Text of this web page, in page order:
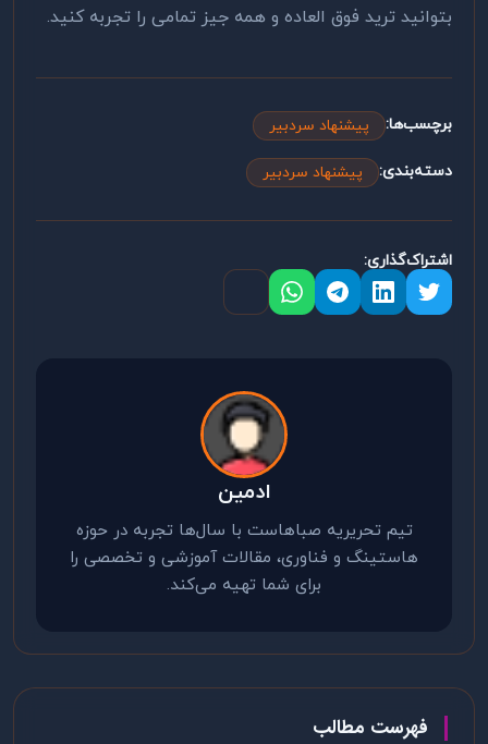
بتوانید ترید فوق العاده و همه جیز تمامی را تجربه کنید.
برچسب‌ها: پیشنهاد سردبیر
دسته‌بندی: پیشنهاد سردبیر
اشتراک‌گذاری:
ادمین
تیم تحریریه صباهاست با سال‌ها تجربه در حوزه
هاستینگ و فناوری، مقالات آموزشی و تخصصی را
برای شما تهیه می‌کند.
فهرست مطالب